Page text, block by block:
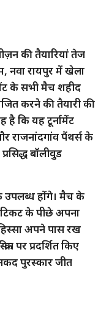
की तैयारियां तेज
नवा रायपुर में खेला
के सभी मैच शहीद
करने की तैयारी की
है कि यह टूर्नामेंट
राजनांदगांव पैंथर्स के
बॉलीवुड
उपलब्ध होंगे। मैच के
टिकट के पीछे अपना
अपने पास रख
पर प्रदर्शित किए
पुरस्कार जीत